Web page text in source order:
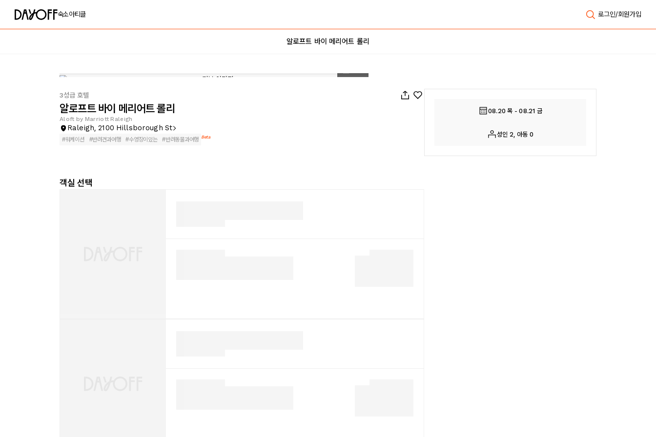
숙소아티클 로그인/회원가입
알로프트 바이 메리어트 롤리
3성급 호텔
알로프트 바이 메리어트 롤리
Aloft by Marriott Raleigh
Raleigh, 2100 Hillsborough St
#워케이션 #반려견과여행 #수영장이있는 #반려동물과여행 Beta
객실 선택
08.20 목 - 08.21 금
성인 2, 아동 0